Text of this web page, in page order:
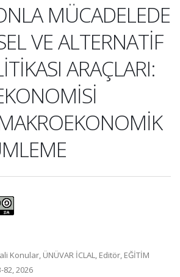
MÜCADELEDE
VE ALTERNATİF
ARAÇLARI:
Konular, ÜNÜVAR İCLAL, Editör, EĞİTİM
82, 2026